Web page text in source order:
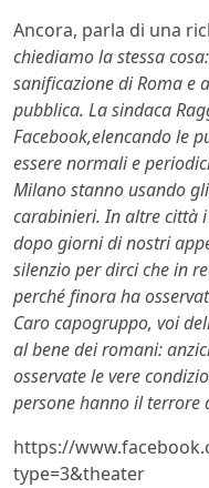
Ancora, parla di una
chiediamo la stessa
sanificazione di Roma e
pubblica. La sindaca
Facebook,elencando le
essere normali e
Milano stanno usando
carabinieri. In altre città
dopo giorni di nostri
silenzio per dirci che in
perché finora ha
Caro capogruppo, voi
al bene dei romani:
osservate le vere
persone hanno il terrore
https://
type=3&theater